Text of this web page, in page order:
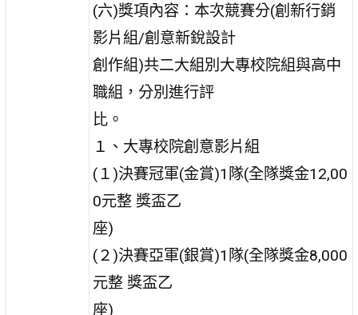
(六)獎項內容：本次競賽分(創新行銷
影片組/創意新銳設計
創作組)共二大組別大專校院組與高中
職組，分別進行評
比。
１、大專校院創意影片組
(１)決賽冠軍(金賞)1隊(全隊獎金12,00
0元整 獎盃乙
座)
(２)決賽亞軍(銀賞)1隊(全隊獎金8,000
元整 獎盃乙
座)